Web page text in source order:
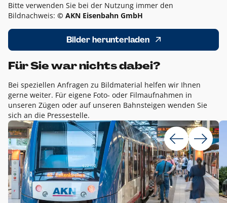
Bitte verwenden Sie bei der Nutzung immer den
Bildnachweis: © AKN Eisenbahn GmbH
Bilder herunterladen
Für Sie war nichts dabei?
Bei speziellen Anfragen zu Bildmaterial helfen wir Ihnen
gerne weiter. Für eigene Foto- oder Filmaufnahmen in
unseren Zügen oder auf unseren Bahnsteigen wenden Sie
sich an die Pressestelle.